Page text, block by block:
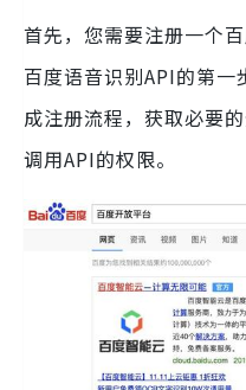
首先，您需要注册一个
百度语音识别API的第
成注册流程，获取必要
调用API的权限。